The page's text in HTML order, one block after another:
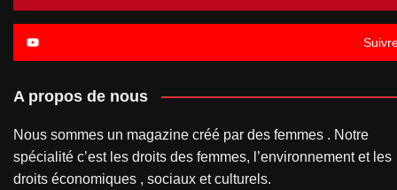
A propos de nous
Nous sommes un magazine créé par des femmes . Notre
spécialité c’est les droits des femmes, l’environnement et les
droits économiques , sociaux et culturels.